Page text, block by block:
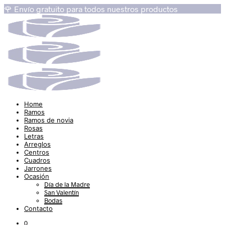
🌹 Envío gratuito para todos nuestros productos
Home
Ramos
Ramos de novia
Rosas
Letras
Arreglos
Centros
Cuadros
Jarrones
Ocasión
Día de la Madre
San Valentín
Bodas
Contacto
0